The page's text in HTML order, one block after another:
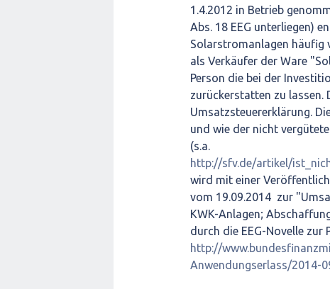
1.4.2012 in Betrieb
Abs. 18 EEG unterliegen)
Solarstromanlagen häufig
als Verkäufer der Ware
Person die bei der
zurückerstatten zu lassen.
Umsatzsteuererklärung.
und wie der nicht
(s.a.
http://sfv.de/artikel/
wird mit einer
vom 19.09.2014 zur
KWK-Anlagen;
durch die EEG-Novelle
http://
Anwendungserlass/2014-